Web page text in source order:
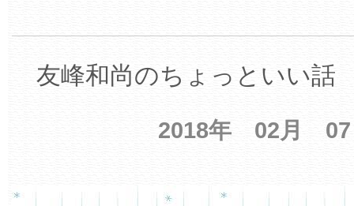
友峰和尚のちょっといい話
2018年 02月